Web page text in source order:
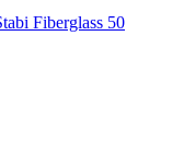
Fiberglass 50